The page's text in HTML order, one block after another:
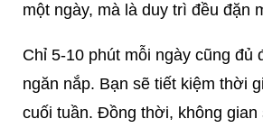
một ngày, mà là duy trì đều đặn
Chỉ 5-10 phút mỗi ngày cũng đủ
ngăn nắp. Bạn sẽ tiết kiệm thời
cuối tuần. Đồng thời, không gian